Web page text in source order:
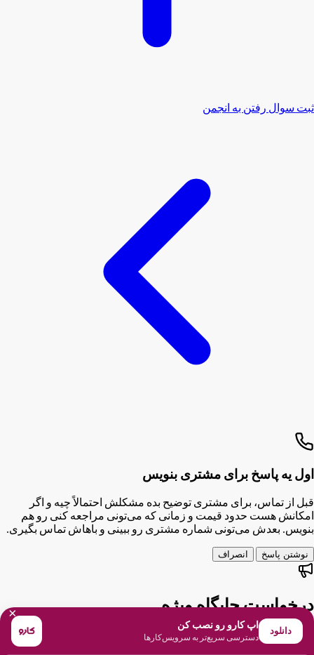
ثبت سوال رفتن به انجمن
اول یه پاسخ برای مشتری بنویس
قبل از تماس، برای مشتری توضیح بده مشکلش احتمالاً چیه و اگر
امکانش هست حدود قیمت و زمانی که می‌تونی مراجعه کنی رو هم
بنویس. بعدش می‌تونی شماره مشتری رو ببینی و باهاش تماس بگیری.
نوشتن پاسخ انصراف
درخواست جایگاه ویژه
اسم و شماره‌ات رو وارد کن تا تیم کارو باهات تماس بگیره.
×
دانلود
اپ کارو رو نصب کن
دسترسی سریع‌تر به سرویس‌کارها